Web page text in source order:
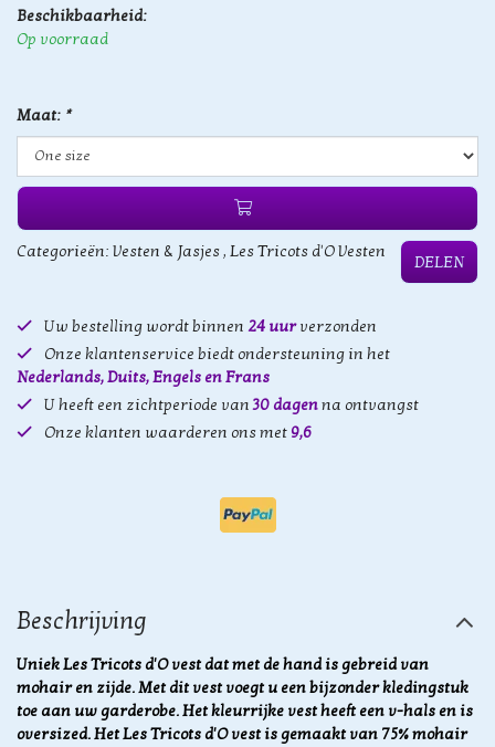
Beschikbaarheid:
Op voorraad
Maat: *
Categorieën: Vesten & Jasjes, Les Tricots d'O Vesten
DELEN
Uw bestelling wordt binnen 24 uurverzonden
Onze klantenservice biedt ondersteuning in het
Nederlands, Duits, Engels en Frans
U heeft een zichtperiode van30 dagenna ontvangst
Onze klanten waarderen ons met 9,6
Beschrijving
Uniek Les Tricots d'O vest dat met de hand is gebreid van
mohair en zijde. Met dit vest voegt u een bijzonder kledingstuk
toe aan uw garderobe. Het kleurrijke vest heeft een v-hals en is
oversized. Het Les Tricots d'O vest is gemaakt van 75% mohair